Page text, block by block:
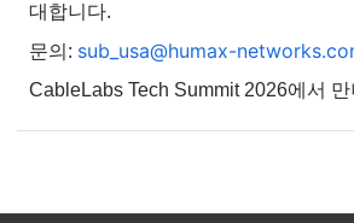
대합니다.
문의: sub_usa@humax-
CableLabs Tech Summit 2026에서 만